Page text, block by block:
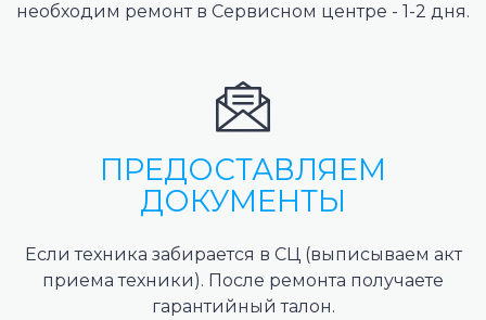
необходим ремонт в Сервисном центре - 1-2 дня.
ПРЕДОСТАВЛЯЕМ
ДОКУМЕНТЫ
Если техника забирается в СЦ (выписываем акт
приема техники). После ремонта получаете
гарантийный талон.